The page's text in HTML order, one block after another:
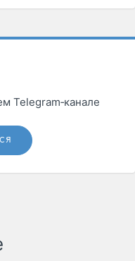
Telegram‑канале